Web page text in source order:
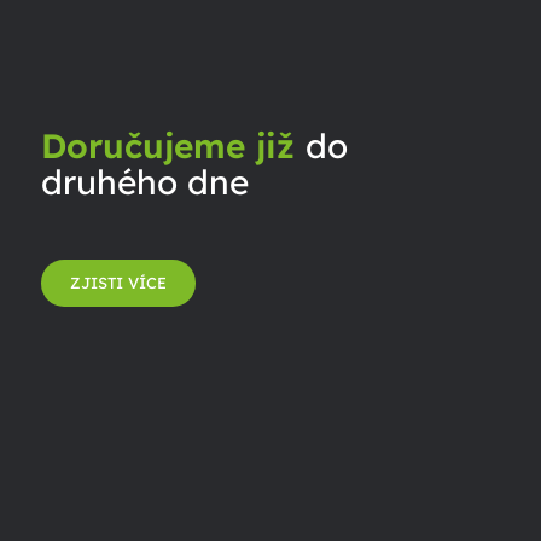
Doručujeme již do
druhého dne
ZJISTI VÍCE